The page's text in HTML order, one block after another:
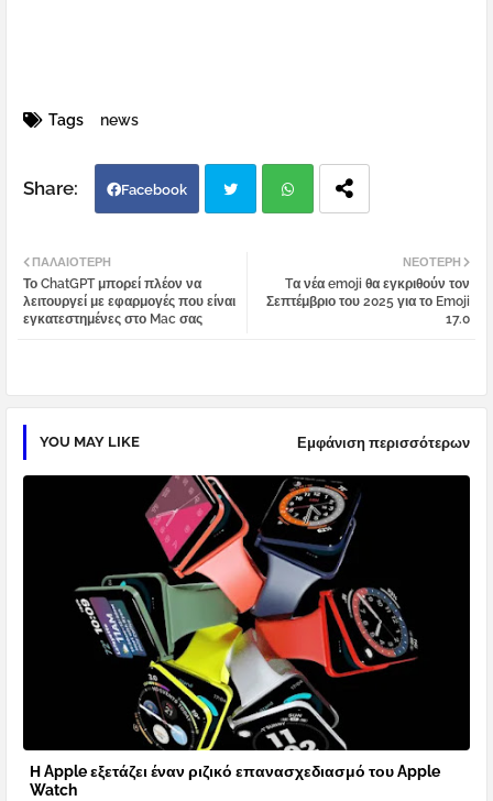
Tags news
Facebook
atsa
ΝΕΌΤΕΡΗ
Tα νέα emoji θα εγκριθούν τον
Σεπτέμβριο του 2025 για το Emoji
17.0
ΠΑΛΑΙΌΤΕΡΗ
Το ChatGPT μπορεί πλέον να
λειτουργεί με εφαρμογές που είναι
εγκατεστημένες στο Mac σας
YOU MAY LIKE Εμφάνιση περισσότερων
Η Apple εξετάζει έναν ριζικό επανασχεδιασμό του Apple
Watch